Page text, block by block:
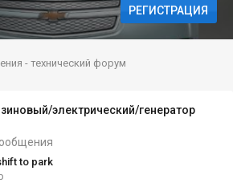
РЕГИСТРАЦИЯ
- технический форум
электрический/генератор
to park